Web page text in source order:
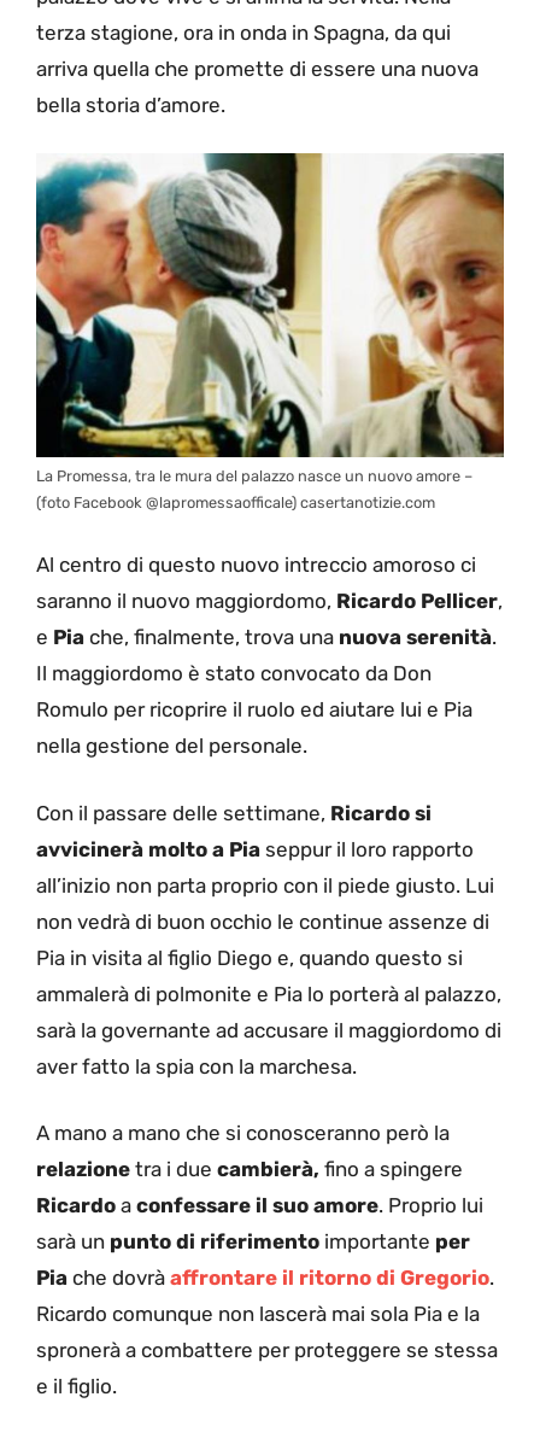
terza stagione, ora in onda in Spagna, da qui
arriva quella che promette di essere una nuova
bella storia d’amore.
La Promessa, tra le mura del palazzo nasce un nuovo amore –
(foto Facebook @lapromessaofficale) casertanotizie.com
Al centro di questo nuovo intreccio amoroso ci
saranno il nuovo maggiordomo, Ricardo Pellicer,
e Pia che, finalmente, trova una nuova serenità.
Il maggiordomo è stato convocato da Don
Romulo per ricoprire il ruolo ed aiutare lui e Pia
nella gestione del personale.
Con il passare delle settimane, Ricardo si
avvicinerà molto a Pia seppur il loro rapporto
all’inizio non parta proprio con il piede giusto. Lui
non vedrà di buon occhio le continue assenze di
Pia in visita al figlio Diego e, quando questo si
ammalerà di polmonite e Pia lo porterà al palazzo,
sarà la governante ad accusare il maggiordomo di
aver fatto la spia con la marchesa.
A mano a mano che si conosceranno però la
relazione tra i due cambierà, fino a spingere
Ricardo a confessare il suo amore. Proprio lui
sarà un punto di riferimento importante per
Pia che dovrà affrontare il ritorno di Gregorio.
Ricardo comunque non lascerà mai sola Pia e la
spronerà a combattere per proteggere se stessa
e il figlio.